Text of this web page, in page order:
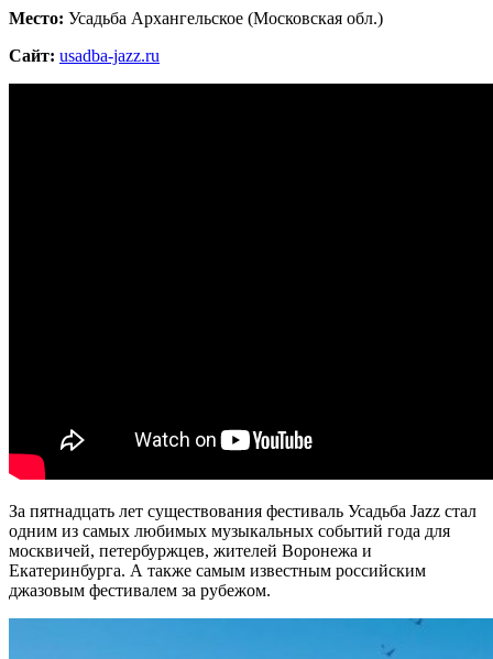
Место: Усадьба Архангельское (Московская обл.)
Сайт: usadba-jazz.ru
За пятнадцать лет существования фестиваль Усадьба Jazz стал
одним из самых любимых музыкальных событий года для
москвичей, петербуржцев, жителей Воронежа и
Екатеринбурга. А также самым известным российским
джазовым фестивалем за рубежом.